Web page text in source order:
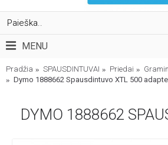
MENU
Pradžia SPAUSDINTUVAI Priedai
Dymo 1888662 Spausdintuvo XTL 500